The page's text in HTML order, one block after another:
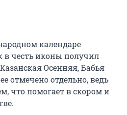
календаре
честь иконы получил
Осенняя, Бабья
отмечено отдельно, ведь
что помогает в скором и